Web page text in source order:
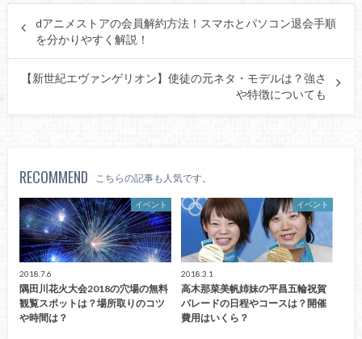
dアニメストアの会員解約方法！スマホとパソコン退会手順
を分かりやすく解説！
【新世紀エヴァンゲリオン】使徒の元ネタ・モデルは？強さ
や特徴についても
RECOMMEND こちらの記事も人気です。
イベント
2018.7.6
隅田川花火大会2018の穴場の無料
観覧スポットは？場所取りのコツ
や時間は？
イベント
2018.3.1
高木那菜美帆姉妹の平昌五輪祝賀
パレードの日程やコースは？開催
費用はいくら？